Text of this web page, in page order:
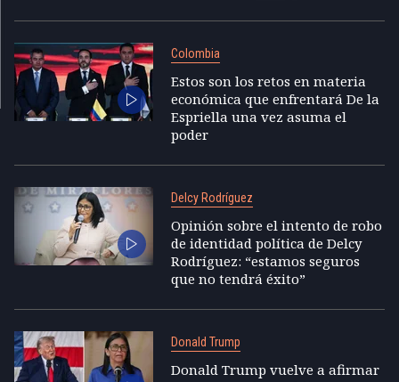
Colombia
Estos son los retos en materia
económica que enfrentará De la
Espriella una vez asuma el
poder
Delcy Rodríguez
Opinión sobre el intento de robo
de identidad política de Delcy
Rodríguez: “estamos seguros
que no tendrá éxito”
Donald Trump
Donald Trump vuelve a afirmar